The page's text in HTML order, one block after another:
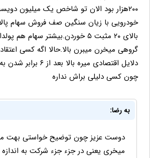
۲۰۰هزار بود الان تو شاخص یک میلیون
خودرویی با زیان سنگین صف فروش سهام
بالای ۲۰ مثبت ۵ خوردن.بیشتر سهام
گروهی میخرن میبرن بالا.حالا اگه کسی
دلایل اقتصادی میره
چون کسی دلیلی براش نداره
به رضا:
دوست عزیز چون توضیح خواستی بهت
میخری یعنی در جزء جزء شرکت به